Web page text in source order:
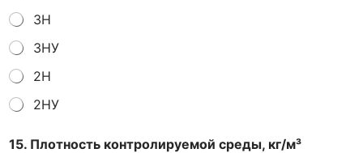
3Н
3НУ
2Н
2НУ
15. Плотность контролируемой среды, кг/м³